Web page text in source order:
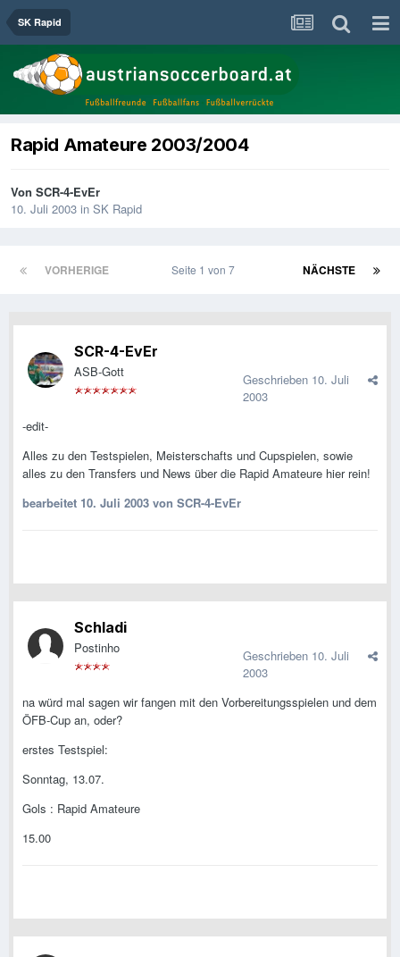
SK Rapid
Rapid Amateure 2003/2004
Von SCR-4-EvEr
10. Juli 2003 in SK Rapid
VORHERIGE NÄCHSTE
Seite 1 von 7
SCR-4-EvEr
ASB-Gott Geschrieben 10. Juli
2003
-edit-
Alles zu den Testspielen, Meisterschafts und Cupspielen, sowie
alles zu den Transfers und News über die Rapid Amateure hier rein!
bearbeitet 10. Juli 2003 von SCR-4-EvEr
Schladi
Postinho Geschrieben 10. Juli
2003
na würd mal sagen wir fangen mit den Vorbereitungsspielen und dem
ÖFB-Cup an, oder?
erstes Testspiel:
Sonntag, 13.07.
Gols : Rapid Amateure
15.00